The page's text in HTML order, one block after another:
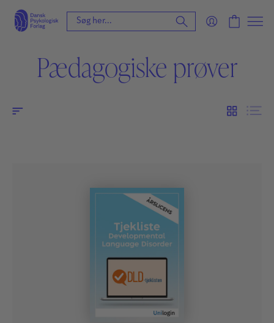
Pædagogiske prøver